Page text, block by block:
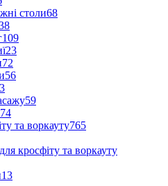
столи68
109
23
72
56
59
74
та воркауту765
кросфіту та воркауту
13